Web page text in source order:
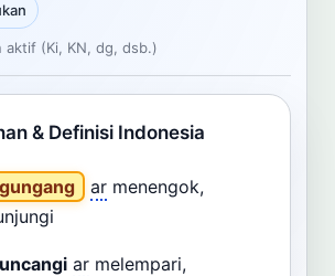
aktif (Ki, KN, dg, dsb.)
& Definisi Indonesia
ar menengok,
ar melempari,